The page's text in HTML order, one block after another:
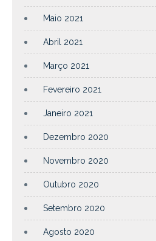
Maio 2021
Abril 2021
Março 2021
Fevereiro 2021
Janeiro 2021
Dezembro 2020
Novembro 2020
Outubro 2020
Setembro 2020
Agosto 2020